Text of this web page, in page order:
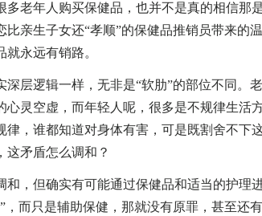
年人购买保健品，也并不是真的相信那是
亲生子女还“孝顺”的保健品推销员带来的
永远有销路。
层逻辑一样，无非是“软肋”的部位不同。
心灵空虚，而年轻人呢，很多是不规律生活
律，谁都知道对身体有害，可是既割舍不下
这矛盾怎么调和？
，但确实有可能通过保健品和适当的护理
，而只是辅助保健，那就没有原罪，甚至还